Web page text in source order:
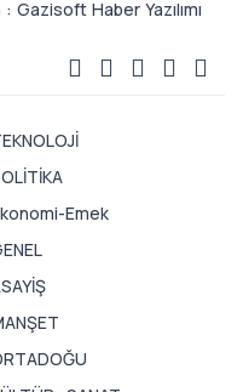
: Gazisoft Haber Yazılımı
Emek